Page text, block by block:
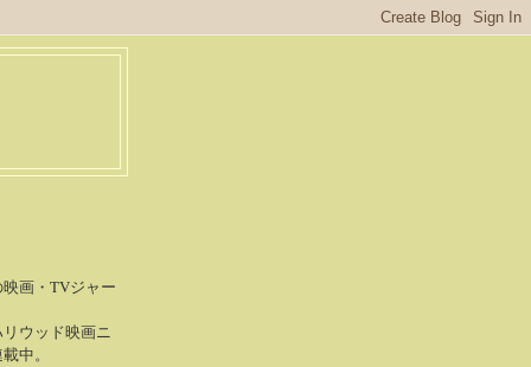
画・TVジャー
リウッド映画ニ
中。